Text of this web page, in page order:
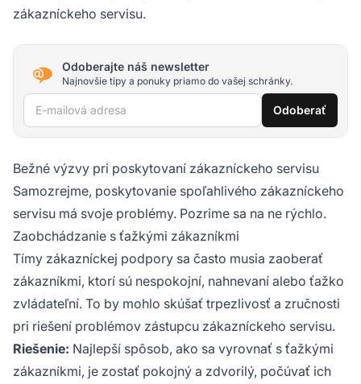
zákazníckeho servisu.
Odoberajte náš newsletter
Najnovšie tipy a ponuky priamo do vašej schránky.
E-mailová adresa Odoberať
Bežné výzvy pri poskytovaní zákazníckeho servisu
Samozrejme, poskytovanie spoľahlivého zákazníckeho
servisu má svoje problémy. Pozrime sa na ne rýchlo.
Zaobchádzanie s ťažkými zákazníkmi
Tímy zákazníckej podpory sa často musia zaoberať
zákazníkmi, ktorí sú nespokojní, nahnevaní alebo ťažko
zvládateľní. To by mohlo skúšať trpezlivosť a zručnosti
pri riešení problémov zástupcu zákazníckeho servisu.
Riešenie: Najlepší spôsob, ako sa vyrovnať s ťažkými
zákazníkmi, je zostať pokojný a zdvorilý, počúvať ich